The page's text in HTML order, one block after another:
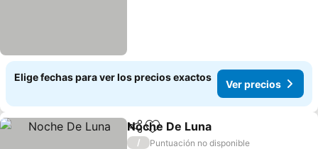
Elige fechas para ver los precios exactos
Ver precios
CompartirAgregar a favoritos
Noche De Luna
/
Puntuación no disponible